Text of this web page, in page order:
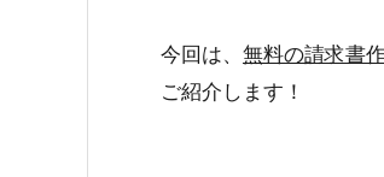
今回は、 無料の請求書
ご紹介します！